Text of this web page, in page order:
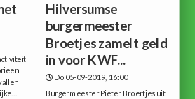
Hilversumse
burgermeester
Broetjes zamelt geld
in voor KWF...
Do 05-09-2019, 16:00
Burgermeester Pieter Broertjes uit